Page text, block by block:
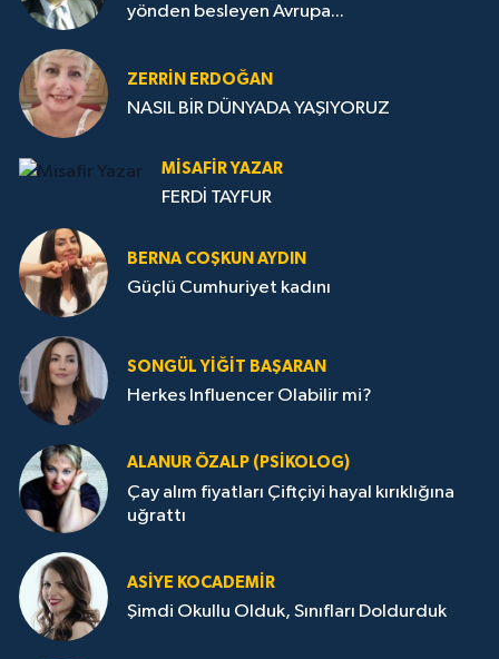
yönden besleyen Avrupa...
ZERRIN ERDOĞAN
NASIL BİR DÜNYADA YAŞIYORUZ
MISAFIR YAZAR
FERDİ TAYFUR
BERNA COŞKUN AYDIN
Güçlü Cumhuriyet kadını
SONGÜL YIĞIT BAŞARAN
Herkes Influencer Olabilir mi?
ALANUR ÖZALP (PSIKOLOG)
Çay alım fiyatları Çiftçiyi hayal kırıklığına
uğrattı
ASIYE KOCADEMİR
Şimdi Okullu Olduk, Sınıfları Doldurduk